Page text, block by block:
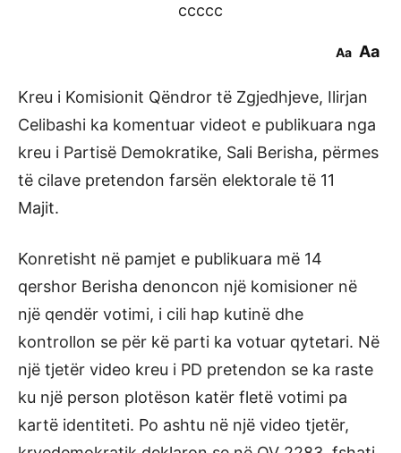
ccccc
Aa Aa
Kreu i Komisionit Qëndror të Zgjedhjeve, Ilirjan
Celibashi ka komentuar videot e publikuara nga
kreu i Partisë Demokratike, Sali Berisha, përmes
të cilave pretendon farsën elektorale të 11
Majit.
Konretisht në pamjet e publikuara më 14
qershor Berisha denoncon një komisioner në
një qendër votimi, i cili hap kutinë dhe
kontrollon se për kë parti ka votuar qytetari. Në
një tjetër video kreu i PD pretendon se ka raste
ku një person plotëson katër fletë votimi pa
kartë identiteti. Po ashtu në një video tjetër,